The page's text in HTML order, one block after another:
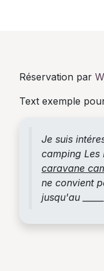
Réservation par
Text exemple
Je suis
camping Les
caravane
ne convient
jusqu'au